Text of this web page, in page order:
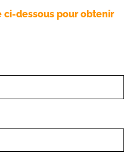
ci-dessous pour obtenir